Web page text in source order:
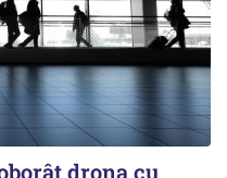
drona cu